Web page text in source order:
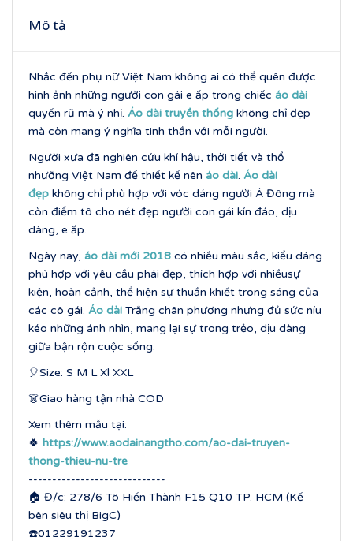
Mô tả
Nhắc đến phụ nữ Việt Nam không ai có thể quên được
hình ảnh những người con gái e ấp trong chiếc áo dài
quyến rũ mà ý nhị. Áo dài truyền thống không chỉ đẹp
mà còn mang ý nghĩa tinh thần với mỗi người.
Người xưa đã nghiên cứu khí hậu, thời tiết và thổ
nhưỡng Việt Nam để thiết kế nên áo dài. Áo dài
đẹp không chỉ phù hợp với vóc dáng người Á Đông mà
còn điểm tô cho nét đẹp người con gái kín đáo, dịu
dàng, e ấp.
Ngày nay, áo dài mới 2018 có nhiều màu sắc, kiểu dáng
phù hợp với yêu cầu phái đẹp, thích hợp với nhiềusự
kiện, hoàn cảnh, thể hiện sự thuần khiết trong sáng của
các cô gái. Áo dài Trắng chân phương nhưng đủ sức níu
kéo những ánh nhìn, mang lại sự trong trẻo, dịu dàng
giữa bận rộn cuộc sống.
🎈Size: S M L Xl XXL
👗Giao hàng tận nhà COD
Xem thêm mẫu tại:
🍀 https://www.aodainangtho.com/ao-dai-truyen-
thong-thieu-nu-tre
-----------------------------
🏠 Đ/c: 278/6 Tô Hiến Thành F15 Q10 TP. HCM (Kế
bên siêu thị BigC)
☎️01229191237